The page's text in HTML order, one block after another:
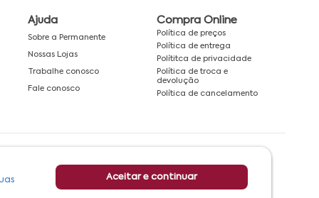
Aceitar e continuar
Ajuda
Sobre a Permanente
Nossas Lojas
Trabalhe conosco
Fale conosco
Compra Online
Política de preços
Política de entrega
Polítitca de privacidade
Política de troca e
devolução
Política de cancelamento